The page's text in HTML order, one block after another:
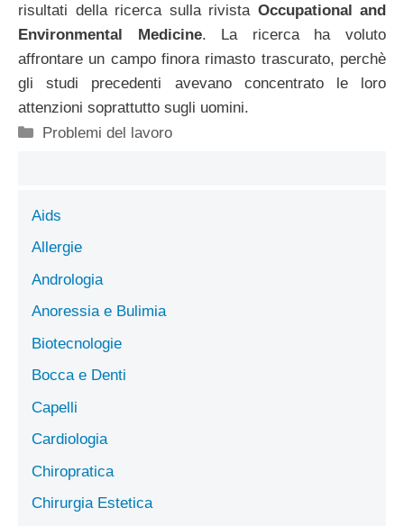
risultati della ricerca sulla rivista Occupational and
Environmental Medicine. La ricerca ha voluto
affrontare un campo finora rimasto trascurato, perchè
gli studi precedenti avevano concentrato le loro
attenzioni soprattutto sugli uomini.
Categorie
Problemi del lavoro
Aids
Allergie
Andrologia
Anoressia e Bulimia
Biotecnologie
Bocca e Denti
Capelli
Cardiologia
Chiropratica
Chirurgia Estetica